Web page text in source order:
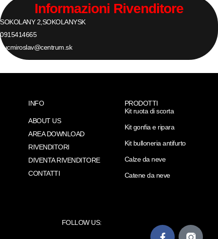
Informazioni Rivenditore
SOKOLANY 2, SOKOLANYSK
0915414665
kucmiroslav@centrum.sk
INFO
ABOUT US
AREA DOWNLOAD
RIVENDITORI
DIVENTA RIVENDITORE
CONTATTI
PRODOTTI
Kit ruota di scorta
Kit gonfia e ripara
Kit bulloneria antifurto
Calze da neve
Catene da neve
FOLLOW US: